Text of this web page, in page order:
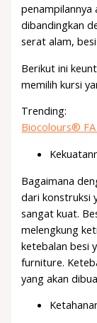
penampilannya
dibandingkan
serat alam,
Berikut ini
memilih kursi
Trending:
Biocolours®
Bagaimana
dari konstruksi
sangat kuat.
melengkung
ketebalan besi
furniture.
yang akan